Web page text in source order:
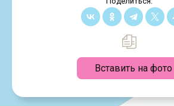
Вставить на фото